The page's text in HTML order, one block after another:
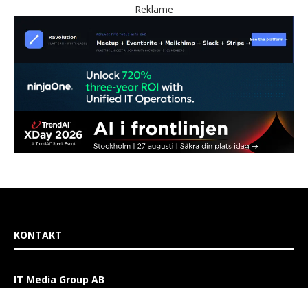
Reklame
KONTAKT
IT Media Group AB